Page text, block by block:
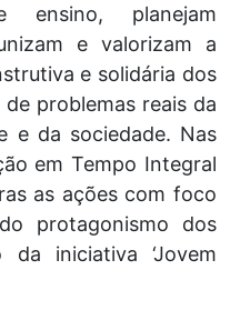
ensino, planejam
e valorizam a
e solidária dos
problemas reais da
e da sociedade. Nas
em Tempo Integral
as ações com foco
protagonismo dos
iniciativa ‘Jovem